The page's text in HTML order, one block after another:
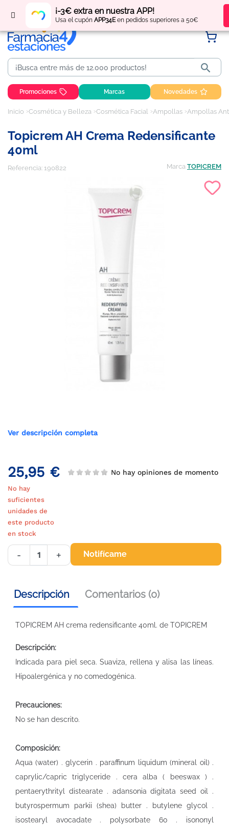
¡-3€ extra en nuestra APP!
Usa el cupón APP34Een pedidos superiores a 50€
Regístratey obtén puntos por tus compras

Promociones Marcas Novedades
Inicio Cosmética y Belleza Cosmética Facial Ampollas Ampollas
Topicrem AH Crema Redensificante
40ml
Referencia: 190822 Marca TOPICREM
Ver descripción completa
25,95 € No hay opiniones de momento
No hay
suficientes
unidades de
este producto
en stock
- + Notifícame
Descripción Comentarios (0)
TOPICREM AH crema redensificante 40ml. de TOPICREM
Descripción:
Indicada para piel seca. Suaviza, rellena y alisa las líneas.
Hipoalergénica y no comedogénica.
Precauciones:
No se han descrito.
Composición:
Aqua (water) . glycerin . paraffinum liquidum (mineral oil) .
caprylic/capric triglyceride . cera alba ( beeswax ) .
pentaerythrityl distearate . adansonia digitata seed oil .
butyrospermum parkii (shea) butter . butylene glycol .
isostearyl avocadate . polysorbate 60 . isononyl